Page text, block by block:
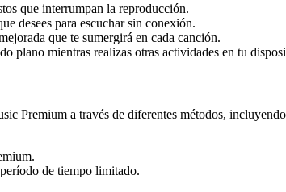
que interrumpan la reproducción.
desees para escuchar sin conexión.
que te sumergirá en cada canción.
plano mientras realizas otras actividades en tu
Premium a través de diferentes métodos,
de tiempo limitado.